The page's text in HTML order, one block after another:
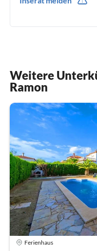
Weitere
Ramon
Ferienhaus